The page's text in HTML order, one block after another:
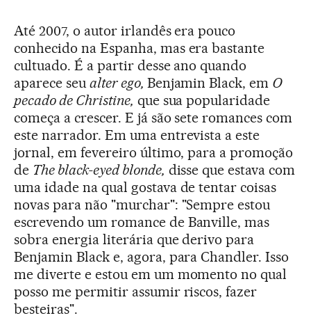
Até 2007, o autor irlandês era pouco
conhecido na Espanha, mas era bastante
cultuado. É a partir desse ano quando
aparece seu alter ego, Benjamin Black, em O
pecado de Christine, que sua popularidade
começa a crescer. E já são sete romances com
este narrador. Em uma entrevista a este
jornal, em fevereiro último, para a promoção
de The black-eyed blonde, disse que estava com
uma idade na qual gostava de tentar coisas
novas para não "murchar": "Sempre estou
escrevendo um romance de Banville, mas
sobra energia literária que derivo para
Benjamin Black e, agora, para Chandler. Isso
me diverte e estou em um momento no qual
posso me permitir assumir riscos, fazer
besteiras".